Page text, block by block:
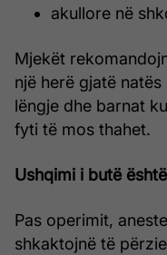
akullore në
Mjekët
një herë gjatë
lëngje dhe barnat
fyti të mos thahet.
Ushqimi i butë
Pas operimit,
shkaktojnë të